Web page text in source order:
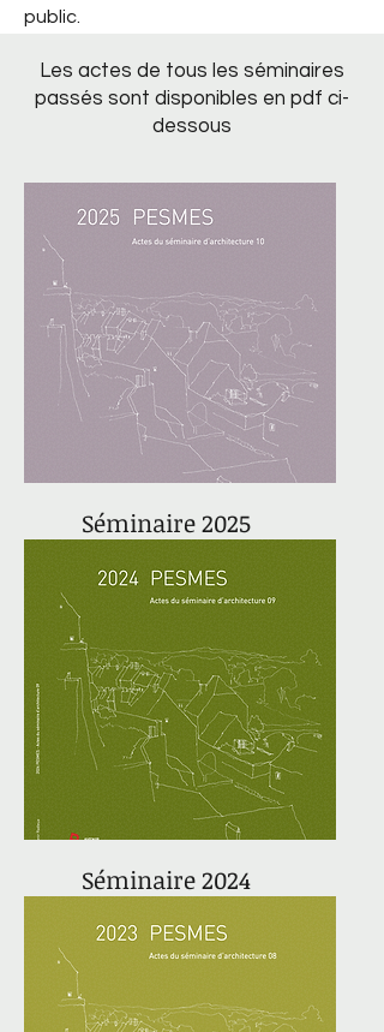
public.
Les actes de tous les séminaires
passés sont disponibles en pdf ci-
dessous
Séminaire 2025
actes du séminaire 10
Séminaire 2024
actes du séminaire 09